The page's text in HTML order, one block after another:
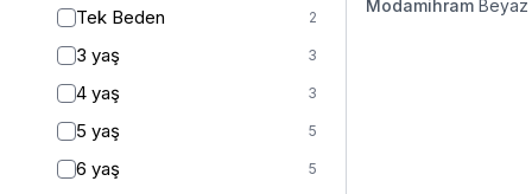
Tek Beden 2
3 yaş 3
4 yaş 3
5 yaş 5
6 yaş 5
Modamihram